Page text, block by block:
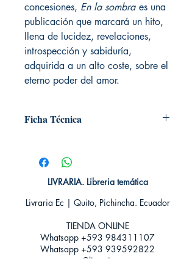
concesiones, En la sombra es una
publicación que marcará un hito,
llena de lucidez, revelaciones,
introspección y sabiduría,
adquirida a un alto coste, sobre el
eterno poder del amor.
Ficha Técnica
Editorial: ⁣⁣⁣PLAZA Y JANES
Idioma: Castellano⁣⁣⁣
Encuadernación: Tapa Dura⁣⁣⁣
Categoría: Biografias ⁣⁣⁣
LIVRARIA. Libreria temática
Livraria Ec | Quito, Pichincha. Ecuador
TIENDA ONLINE​
Whatsapp +593 984311107
Whatsapp +593 939592822
contacto@livraria.com.ec